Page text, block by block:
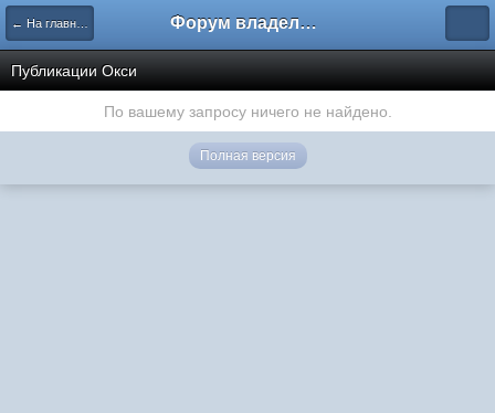
← На главную Форум владельцев интернет-магазинов
Публикации Окси
По вашему запросу ничего не найдено.
Полная версия